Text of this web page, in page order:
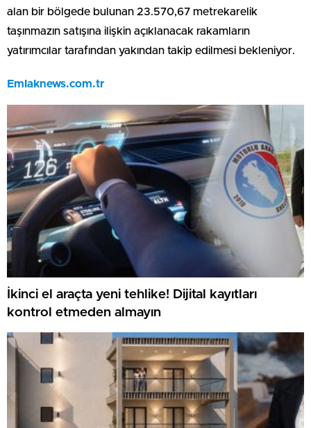
alan bir bölgede bulunan 23.570,67 metrekarelik
taşınmazın satışına ilişkin açıklanacak rakamların
yatırımcılar tarafından yakından takip edilmesi bekleniyor.
Emlaknews.com.tr
İkinci el araçta yeni tehlike! Dijital kayıtları
kontrol etmeden almayın